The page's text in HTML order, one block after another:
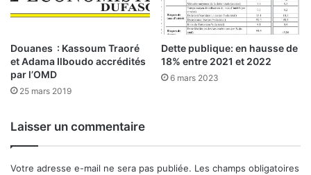
o
u
e
r
n
e
n
t
Douanes : Kassoum Traoré
et Adama Ilboudo accrédités
par l’OMD
25 mars 2019
Dette publique: en hausse de
18% entre 2021 et 2022
6 mars 2023
Laisser un commentaire
Votre adresse e-mail ne sera pas publiée. Les champs obligatoires